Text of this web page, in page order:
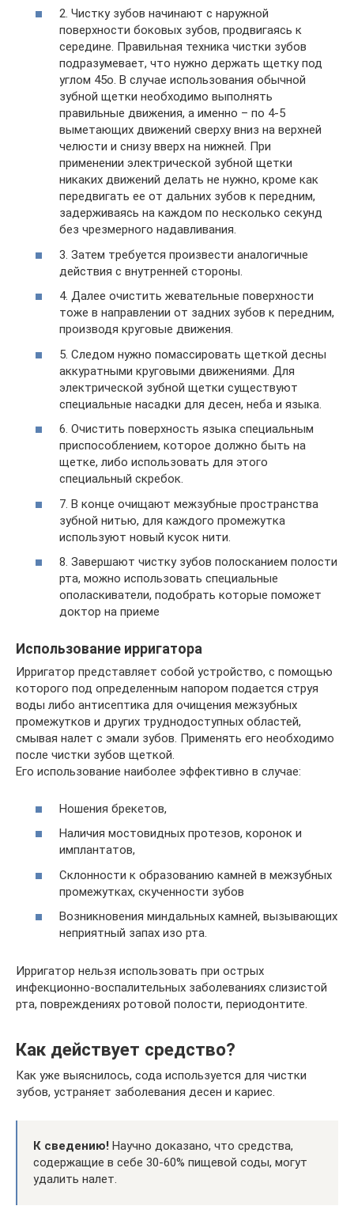
2. Чистку зубов начинают с наружной
поверхности боковых зубов, продвигаясь к
середине. Правильная техника чистки зубов
подразумевает, что нужно держать щетку под
углом 45о. В случае использования обычной
зубной щетки необходимо выполнять
правильные движения, а именно – по 4-5
выметающих движений сверху вниз на верхней
челюсти и снизу вверх на нижней. При
применении электрической зубной щетки
никаких движений делать не нужно, кроме как
передвигать ее от дальних зубов к передним,
задерживаясь на каждом по несколько секунд
без чрезмерного надавливания.
3. Затем требуется произвести аналогичные
действия с внутренней стороны.
4. Далее очистить жевательные поверхности
тоже в направлении от задних зубов к передним,
производя круговые движения.
5. Следом нужно помассировать щеткой десны
аккуратными круговыми движениями. Для
электрической зубной щетки существуют
специальные насадки для десен, неба и языка.
6. Очистить поверхность языка специальным
приспособлением, которое должно быть на
щетке, либо использовать для этого
специальный скребок.
7. В конце очищают межзубные пространства
зубной нитью, для каждого промежутка
используют новый кусок нити.
8. Завершают чистку зубов полосканием полости
рта, можно использовать специальные
ополаскиватели, подобрать которые поможет
доктор на приеме
Использование ирригатора
Ирригатор представляет собой устройство, с помощью
которого под определенным напором подается струя
воды либо антисептика для очищения межзубных
промежутков и других труднодоступных областей,
смывая налет с эмали зубов. Применять его необходимо
после чистки зубов щеткой.
Его использование наиболее эффективно в случае:
Ношения брекетов,
Наличия мостовидных протезов, коронок и
имплантатов,
Склонности к образованию камней в межзубных
промежутках, скученности зубов
Возникновения миндальных камней, вызывающих
неприятный запах изо рта.
Ирригатор нельзя использовать при острых
инфекционно-воспалительных заболеваниях слизистой
рта, повреждениях ротовой полости, периодонтите.
Как действует средство?
Как уже выяснилось, сода используется для чистки
зубов, устраняет заболевания десен и кариес.
К сведению! Научно доказано, что средства,
содержащие в себе 30-60% пищевой соды, могут
удалить налет.